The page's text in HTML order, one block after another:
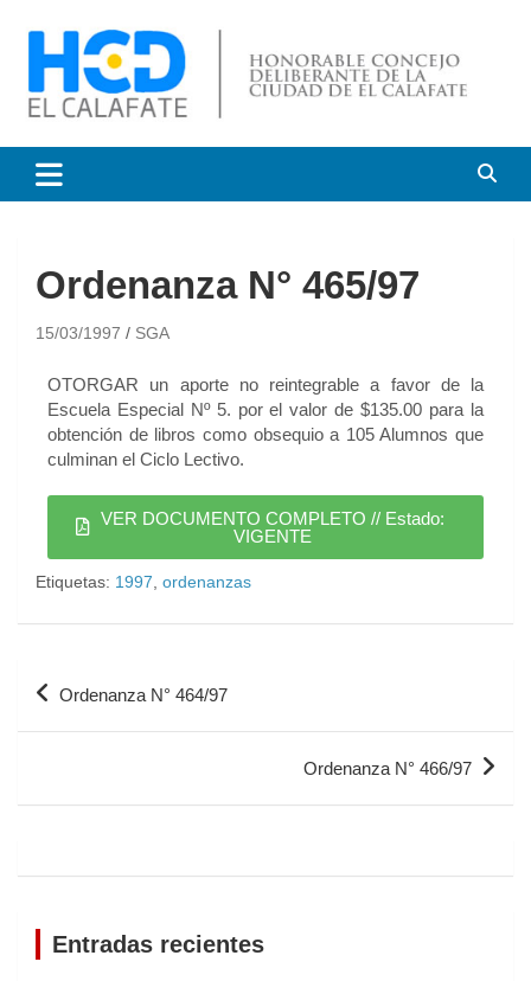
Honorable Concejo
Deliberante de El Calafate
Ordenanza N° 465/97
15/03/1997 SGA
OTORGAR un aporte no reintegrable a favor de la
Escuela Especial Nº 5. por el valor de $135.00 para la
obtención de libros como obsequio a 105 Alumnos que
culminan el Ciclo Lectivo.
VER DOCUMENTO COMPLETO // Estado:
VIGENTE
Etiquetas: 1997 ordenanzas
Ordenanza N° 464/97
Ordenanza N° 466/97
Entradas recientes